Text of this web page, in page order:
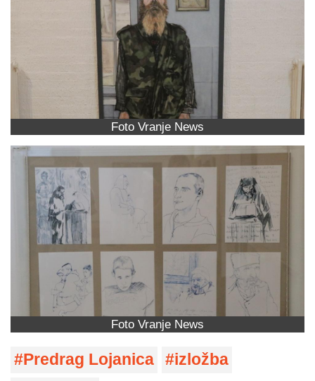
Foto Vranje News
Foto Vranje News
Predrag Lojanica
izložba